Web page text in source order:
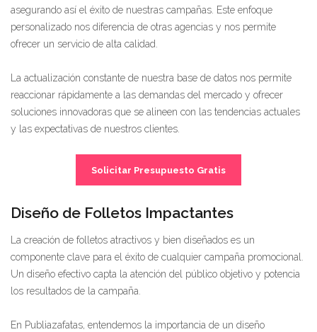
asegurando así el éxito de nuestras campañas. Este enfoque
personalizado nos diferencia de otras agencias y nos permite
ofrecer un servicio de alta calidad.
La actualización constante de nuestra base de datos nos permite
reaccionar rápidamente a las demandas del mercado y ofrecer
soluciones innovadoras que se alineen con las tendencias actuales
y las expectativas de nuestros clientes.
Solicitar Presupuesto Gratis
Diseño de Folletos Impactantes
La creación de folletos atractivos y bien diseñados es un
componente clave para el éxito de cualquier campaña promocional.
Un diseño efectivo capta la atención del público objetivo y potencia
los resultados de la campaña.
En Publiazafatas, entendemos la importancia de un diseño